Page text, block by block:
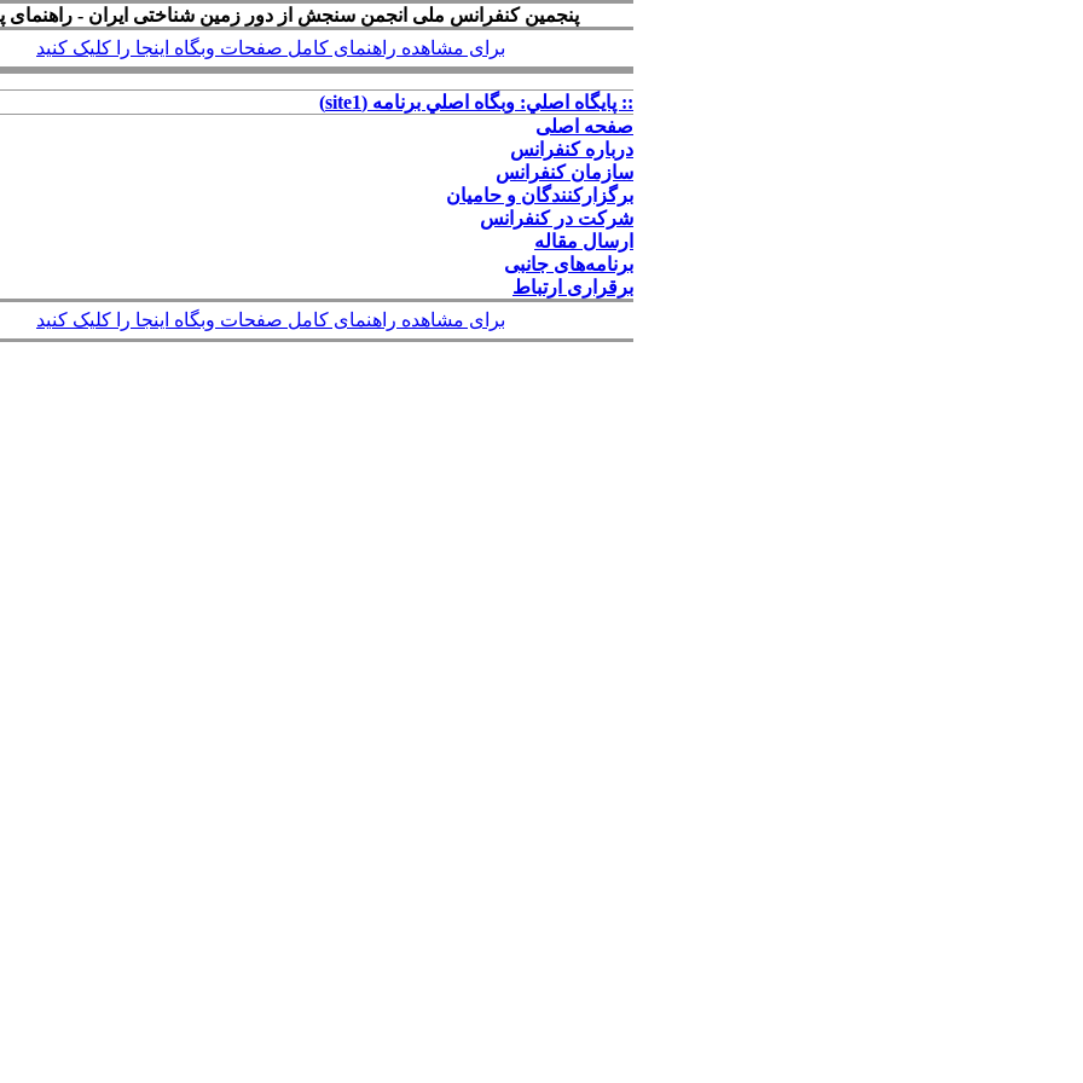
پنجمین کنفرانس ملی انجمن سنجش از دور زمین شناختی ایران - راهنمای
برای مشاهده راهنمای کامل صفحات وبگاه اینجا را کلیک کنید
:: پايگاه اصلي: وبگاه اصلي برنامه (site1)
صفحه اصلی
درباره کنفرانس
سازمان کنفرانس
برگزارکنندگان و حامیان
شرکت در کنفرانس
ارسال مقاله
برنامه‌های جانبی
برقراری ارتباط
برای مشاهده راهنمای کامل صفحات وبگاه اینجا را کلیک کنید